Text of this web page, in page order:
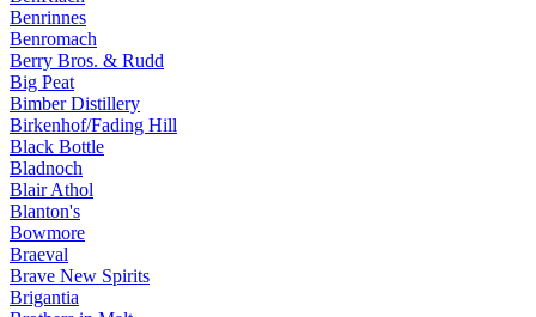
Benrinnes
Benromach
Berry Bros. & Rudd
Big Peat
Bimber Distillery
Birkenhof/Fading Hill
Black Bottle
Bladnoch
Blair Athol
Blanton's
Bowmore
Braeval
Brave New Spirits
Brigantia